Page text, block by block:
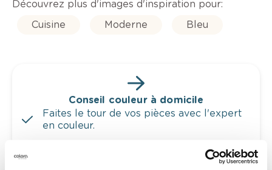
Découvrez plus d'images d'inspiration pour:
Cuisine
Moderne Bleu
Conseil couleur à domicile
Faites le tour de vos pièces avec l'expert
en couleur.
Obtenez un conseil couleur en fonction de